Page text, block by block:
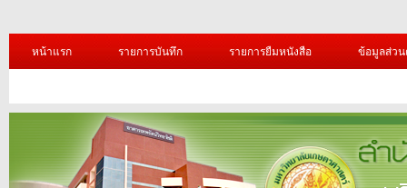
หน้าแรก รายการบันทึก รายการยืมหนังสือ ข้อมูลส่ว